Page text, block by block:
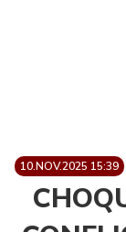
10.NOV.2025 15:39